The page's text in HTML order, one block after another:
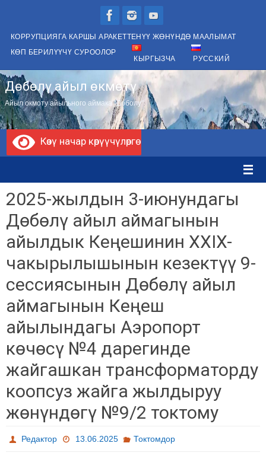
content
КОРРУПЦИЯГА КАРШЫ АРАКЕТТЕНҮҮ ЖӨНҮНДӨ МААЛЫМАТ
КӨП БЕРИЛҮҮЧҮ СУРООЛОР
КЫРГЫЗЧА РУССКИЙ
Дөбөлү айыл өкмөтү
Айыл окмоту айыльного аймака "Доболу"
Көзү начар көрүүчүлөргө
2025-жылдын 3-июнундагы
Дөбөлү айыл аймагынын
айылдык Кеңешинин XXIX-
чакырылышынын кезектүү 9-
сессиясынын Дөбөлү айыл
аймагынын Кеңеш
айылындагы Аэропорт
көчөсү №4 дарегинде
жайгашкан трансформаторду
коопсуз жайга жылдыруу
жөнүндөгү №9/2 токтому
Редактор 13.06.2025 Токтомдор